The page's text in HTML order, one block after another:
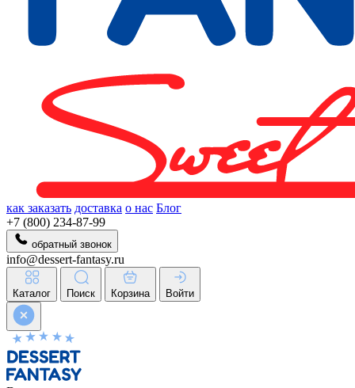
как заказать доставка о нас Блог
+7 (800) 234-87-99
обратный звонок
info@dessert-fantasy.ru
Каталог Поиск Корзина Войти